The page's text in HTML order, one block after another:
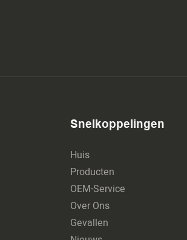
Snelkoppelingen
Huis
Producten
OEM-Service
Over Ons
Gevallen